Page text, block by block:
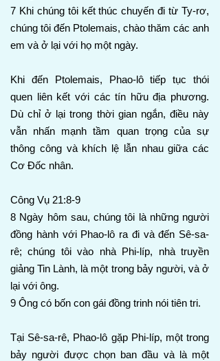
7 Khi chúng tôi kết thúc chuyến đi từ Ty-rơ,
chúng tôi đến Ptolemais, chào thăm các anh
em và ở lại với họ một ngày.
Khi đến Ptolemais, Phao-lô tiếp tục thói
quen liên kết với các tín hữu địa phương.
Dù chỉ ở lại trong thời gian ngắn, điều này
vẫn nhấn mạnh tầm quan trọng của sự
thông công và khích lệ lẫn nhau giữa các
Cơ Đốc nhân.
Công Vụ 21:8-9
8 Ngày hôm sau, chúng tôi là những người
đồng hành với Phao-lô ra đi và đến Sê-sa-
rê; chúng tôi vào nhà Phi-líp, nhà truyền
giảng Tin Lành, là một trong bảy người, và ở
lại với ông.
9 Ông có bốn con gái đồng trinh nói tiên tri.
Tại Sê-sa-rê, Phao-lô gặp Phi-líp, một trong
bảy người được chọn ban đầu và là một